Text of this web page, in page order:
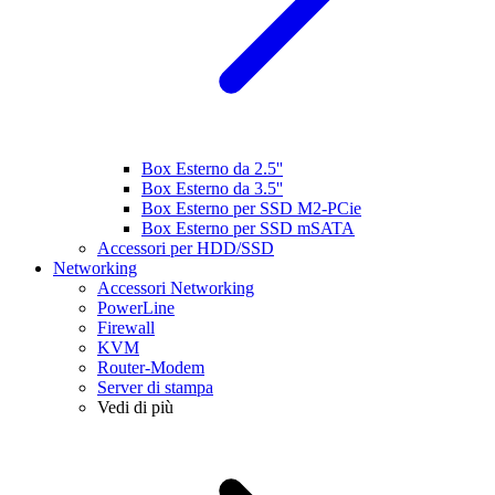
Box Esterno da 2.5''
Box Esterno da 3.5''
Box Esterno per SSD M2-PCie
Box Esterno per SSD mSATA
Accessori per HDD/SSD
Networking
Accessori Networking
PowerLine
Firewall
KVM
Router-Modem
Server di stampa
Vedi di più